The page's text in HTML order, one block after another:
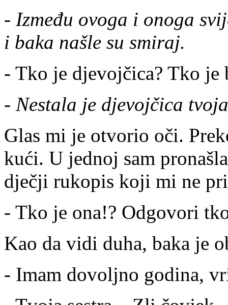
- Između ovoga i onoga
i baka našle su smiraj.
- Tko je djevojčica? Tko je
- Nestala je djevojčica
Glas mi je otvorio oči.
kući. U jednoj sam
dječji rukopis koji mi ne
- Tko je ona!? Odgovori
Kao da vidi duha, baka je
- Imam dovoljno godina,